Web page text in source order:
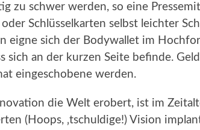
zu schwer werden, so eine
Schlüsselkarten selbst leichter
eigne sich der Bodywallet im
sich an der kurzen Seite befinde.
eingeschobene werden.
die Welt erobert, ist im
(Hoops, ‚tschuldige!) Vision